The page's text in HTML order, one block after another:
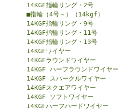
14KGF指輪リング・2号
■指輪（4号～）（14kgf）
14KGF指輪リング・9号
14KGF指輪リング・11号
14KGF指輪リング・13号
14KGFワイヤー
14KGFラウンドワイヤー
14KGF ハーフラウンドワイヤー
14KGF スパークルワイヤー
14KGFスクエアワイヤー
14KGF ソフトワイヤー
14KGFハーフハードワイヤー